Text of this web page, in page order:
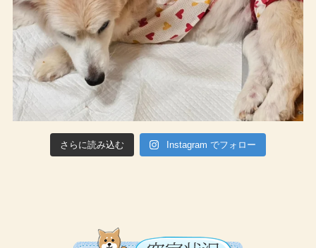
さらに読み込む Instagram でフォロー